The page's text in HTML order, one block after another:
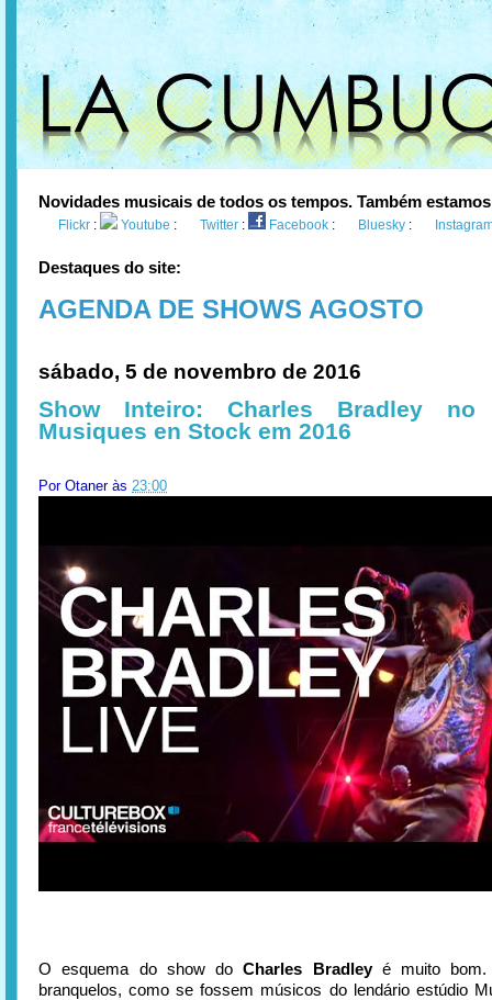
Novidades musicais de todos os tempos. Também
Flickr : Youtube : Twitter : Facebook : Bluesky :
Destaques do site:
AGENDA DE SHOWS AGOSTO
sábado, 5 de novembro de 2016
Show Inteiro: Charles Bradley no
Musiques en Stock em 2016
Por Otaner às 23:00
O esquema do show doCharles Bradleyé muito bom.
branquelos, como se fossem músicos do lendário estúdio